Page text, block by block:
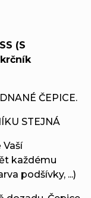
(S
ČEPICE.
STEJNÁ
Vaší
každému
podšívky, ...)